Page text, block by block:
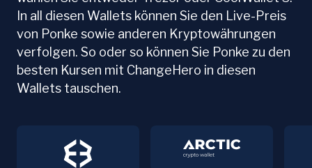
In all diesen Wallets können Sie den Live-Preis
von Ponke sowie anderen Kryptowährungen
verfolgen. So oder so können Sie Ponke zu den
besten Kursen mit ChangeHero in diesen
Wallets tauschen.